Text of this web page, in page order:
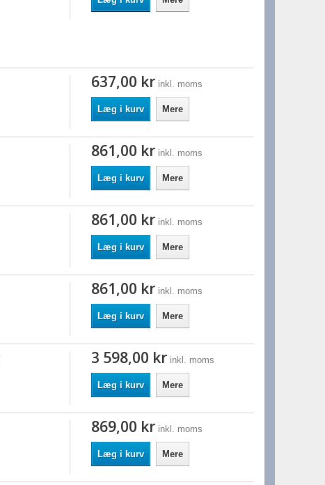
637,00 kr inkl. moms
Læg i kurv Mere
861,00 kr inkl. moms
Læg i kurv Mere
861,00 kr inkl. moms
Læg i kurv Mere
861,00 kr inkl. moms
Læg i kurv Mere
3 598,00 kr inkl. moms
Læg i kurv Mere
869,00 kr inkl. moms
Læg i kurv Mere